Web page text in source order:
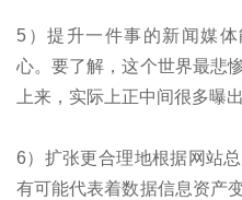
5）提升一件事的新闻媒
心。要了解，这个世界最悲
上来，实际上正中间很多曝
6）扩张更合理地根据网站
有可能代表着数据信息资产